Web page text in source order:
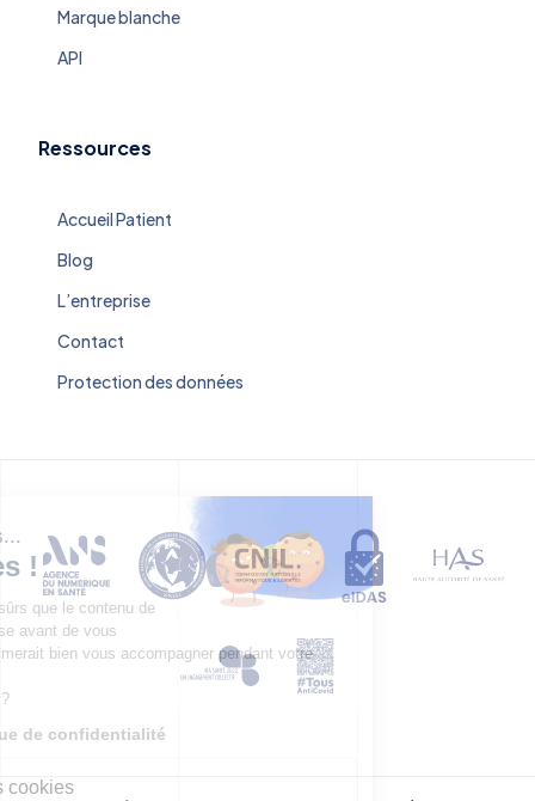
Salut c'est nous...
les Cookies !
On a attendu d'être sûrs que le contenu de
ce site vous intéresse avant de vous
déranger, mais on aimerait bien vous accompagner pendant votre
C'est OK pour vous ?
Lire notre politique de confidentialité
Finalités de nos cookies
Marque blanche
API
Ressources
Accueil Patient
Blog
L’entreprise
Contact
Protection des données